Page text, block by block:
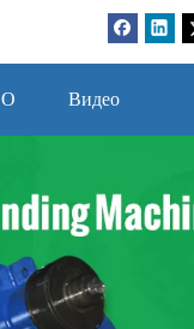
О Видео